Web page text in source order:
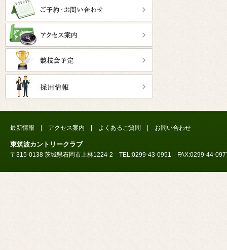
最新情報 アクセス案内 よくあるご質問 お問い合わせ
東筑波カントリークラブ
〒315-0138 茨城県石岡市上林1224-2 TEL:0299-43-0951 FAX:0299-44-